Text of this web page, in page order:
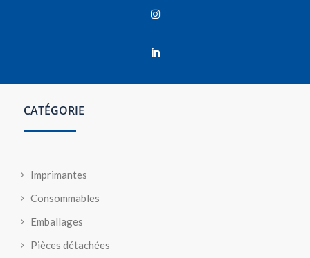


CATÉGORIE
Imprimantes
Consommables
Emballages
Pièces détachées